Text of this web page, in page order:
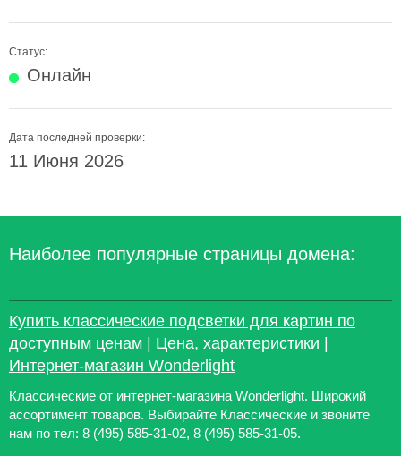
Статус:
Онлайн
Дата последней проверки:
11 Июня 2026
Наиболее популярные страницы домена:
Купить классические подсветки для картин по
доступным ценам | Цена, характеристики |
Интернет-магазин Wonderlight
Классические от интернет-магазина Wonderlight. Широкий
ассортимент товаров. Выбирайте Классические и звоните
нам по тел: 8 (495) 585-31-02, 8 (495) 585-31-05.